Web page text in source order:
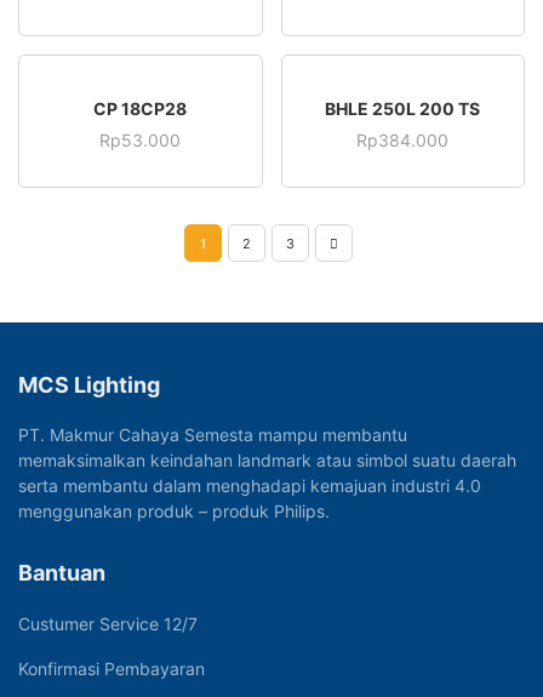
CP 18CP28
Rp53.000
BHLE 250L 200 TS
Rp384.000
1 2 3
MCS Lighting
PT. Makmur Cahaya Semesta mampu membantu
memaksimalkan keindahan landmark atau simbol suatu daerah
serta membantu dalam menghadapi kemajuan industri 4.0
menggunakan produk – produk Philips.
Bantuan
Custumer Service 12/7
Konfirmasi Pembayaran